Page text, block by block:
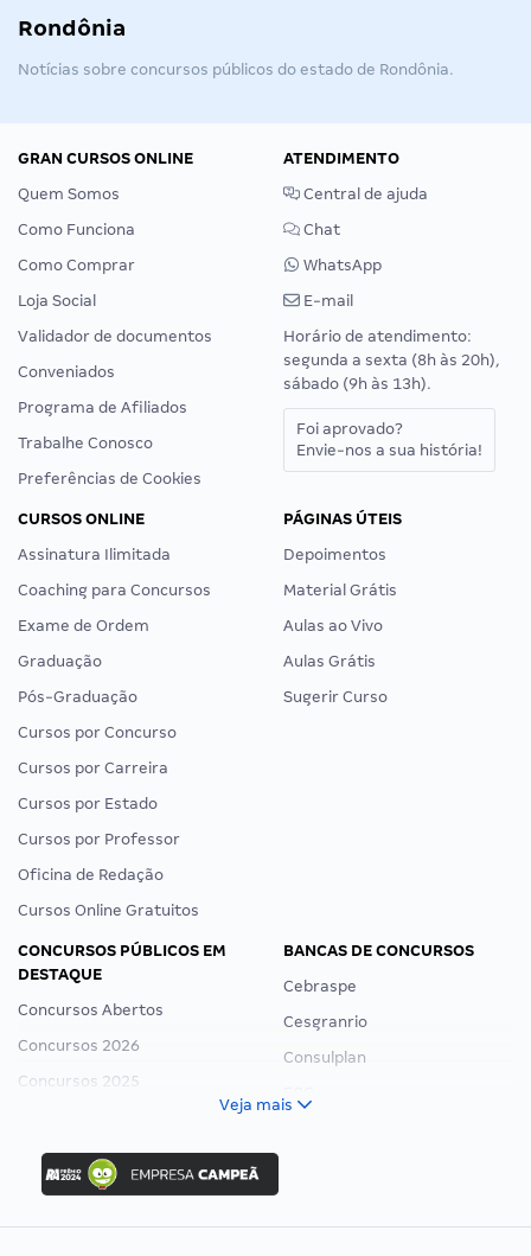
Rondônia
Notícias sobre concursos públicos do estado de Rondônia.
GRAN CURSOS ONLINE
Quem Somos
Como Funciona
Como Comprar
Loja Social
Validador de documentos
Conveniados
Programa de Afiliados
Trabalhe Conosco
Preferências de Cookies
ATENDIMENTO
Central de ajuda
Chat
WhatsApp
E-mail
Horário de atendimento:
segunda a sexta (8h às 20h),
sábado (9h às 13h).
Foi aprovado?
Envie-nos a sua história!
CURSOS ONLINE
Assinatura Ilimitada
Coaching para Concursos
Exame de Ordem
Graduação
Pós-Graduação
Cursos por Concurso
Cursos por Carreira
Cursos por Estado
Cursos por Professor
Oficina de Redação
Cursos Online Gratuitos
PÁGINAS ÚTEIS
Depoimentos
Material Grátis
Aulas ao Vivo
Aulas Grátis
Sugerir Curso
CONCURSOS PÚBLICOS EM
DESTAQUE
Concursos Abertos
Concursos 2026
Concursos 2025
Concurso Ibama
Concurso MPU
Editais publicados
BANCAS DE CONCURSOS
Cebraspe
Cesgranrio
Consulplan
Veja mais